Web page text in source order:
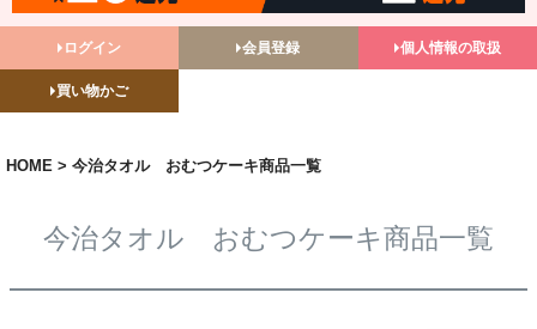
ログイン 会員登録 個人情報の取扱
買い物かご
HOME 今治タオル おむつケーキ商品一覧
今治タオル おむつケーキ商品一覧
並び順
登録順
価格が高い順
キーワードヒット順
検索